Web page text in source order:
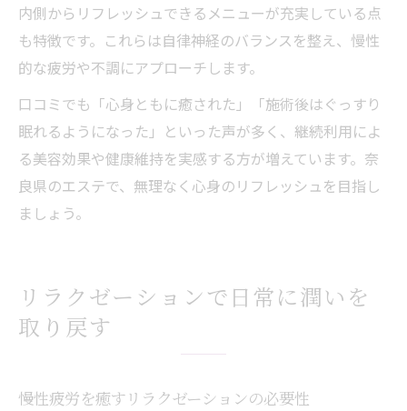
内側からリフレッシュできるメニューが充実している点
も特徴です。これらは自律神経のバランスを整え、慢性
的な疲労や不調にアプローチします。
口コミでも「心身ともに癒された」「施術後はぐっすり
眠れるようになった」といった声が多く、継続利用によ
る美容効果や健康維持を実感する方が増えています。奈
良県のエステで、無理なく心身のリフレッシュを目指し
ましょう。
リラクゼーションで日常に潤いを
取り戻す
慢性疲労を癒すリラクゼーションの必要性